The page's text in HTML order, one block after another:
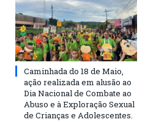
Caminhada do 18 de Maio,
ação realizada em alusão ao
Dia Nacional de Combate ao
Abuso e à Exploração Sexual
de Crianças e Adolescentes.